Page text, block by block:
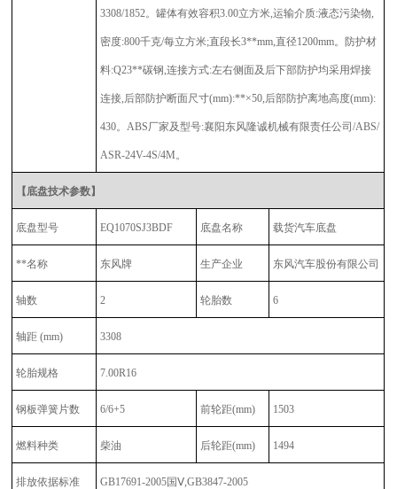
3308/1852。罐体有效容积3.00立方米,运输介质:液态污染物,
密度:800千克/每立方米;直段长3**mm,直径1200mm。防护材
料:Q23**碳钢,连接方式:左右侧面及后下部防护均采用焊接
连接,后部防护断面尺寸(mm):**×50,后部防护离地高度(mm):
430。ABS厂家及型号:襄阳东风隆诚机械有限责任公司/ABS/
ASR-24V-4S/4M。
【底盘技术参数】
底盘型号 EQ1070SJ3BDF 底盘名称 载货汽车底盘
**名称 东风牌 生产企业 东风汽车股份有限公司
轴数 2 轮胎数 6
轴距 (mm) 3308
轮胎规格 7.00R16
钢板弹簧片数 6/6+5 前轮距(mm) 1503
燃料种类 柴油 后轮距(mm) 1494
排放依据标准 GB17691-2005国Ⅴ,GB3847-2005